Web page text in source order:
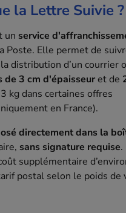
la Lettre Suivie ?
un service
Poste. Elle permet de
distribution d’un courrier
de 3 cm d'épaisseuret de
3 kg dans certaines offres
en France).
directement dans la
sans signature requise.
supplémentaire
postal selon le poids de